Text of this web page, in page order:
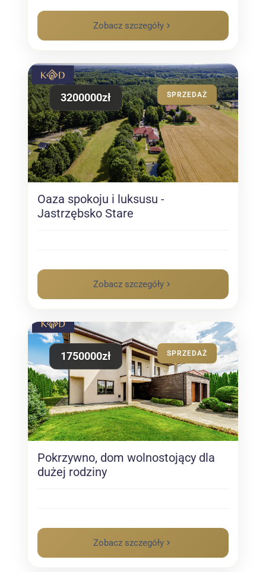
Zobacz szczegóły
3200000zł SPRZEDAŻ
Oaza spokoju i luksusu -
Jastrzębsko Stare
Zobacz szczegóły
1750000zł SPRZEDAŻ
Pokrzywno, dom wolnostojący dla
dużej rodziny
Zobacz szczegóły